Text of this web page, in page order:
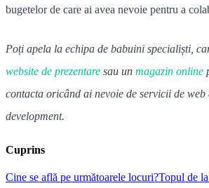
bugetelor de care ai avea nevoie pentru a
Poți apela la echipa de babuini specialiști,
website de prezentare sau un magazin online
contacta oricând ai nevoie de servicii de web
development.
Cuprins
Cine se află pe următoarele locuri?Topul de